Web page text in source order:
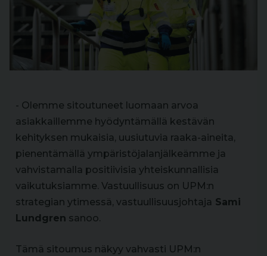
- Olemme sitoutuneet luomaan arvoa
asiakkaillemme hyödyntämällä kestävän
kehityksen mukaisia, uusiutuvia raaka-aineita,
pienentämällä ympäristöjalanjälkeämme ja
vahvistamalla positiivisia yhteiskunnallisia
vaikutuksiamme. Vastuullisuus on UPM:n
strategian ytimessä, vastuullisuusjohtaja Sami
Lundgren sanoo.
Tämä sitoumus näkyy vahvasti UPM:n